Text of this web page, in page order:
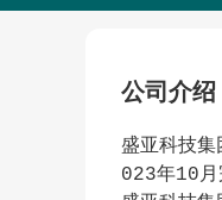
公司介绍
盛亚科技
023年10月